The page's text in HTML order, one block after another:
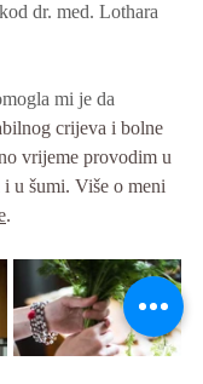
kod dr. med. Lothara
mi je da
crijeva i bolne
vrijeme provodim u
u šumi. Više o meni
.